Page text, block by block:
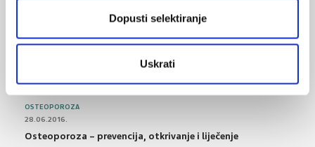
Dopusti selektiranje
Uskrati
POREMEĆAJI PROBAVE
Što su probiotici i kako se proizvode?
OSTEOPOROZA
28.06.2016.
Osteoporoza – prevencija, otkrivanje i liječenje